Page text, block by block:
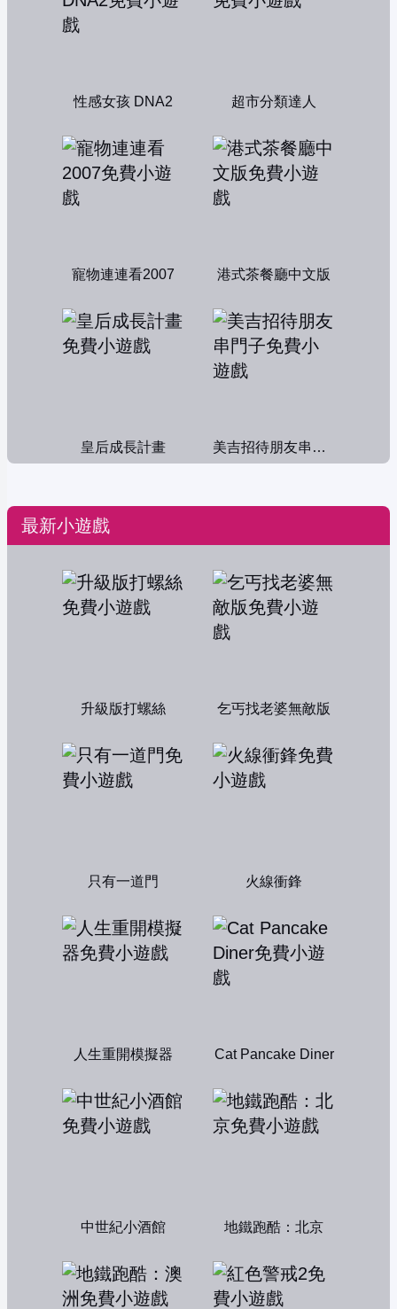
性感女孩 DNA2 超市分類達人
寵物連連看2007 港式茶餐廳中文版
皇后成長計畫 美吉招待朋友串門子
最新小遊戲
升級版打螺絲 乞丐找老婆無敵版
只有一道門 火線衝鋒
人生重開模擬器 Cat Pancake Diner
中世紀小酒館 地鐵跑酷：北京